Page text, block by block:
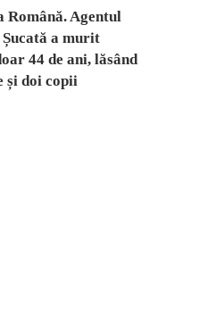
Română. Agentul
a murit
44 de ani, lăsând
și doi copii